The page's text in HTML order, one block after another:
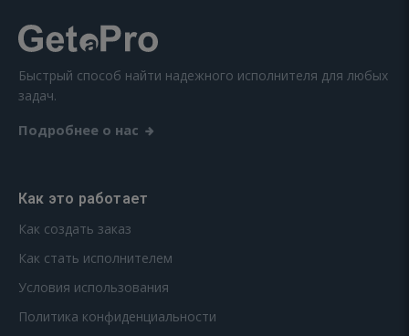
Быстрый способ найти надежного исполнителя для любых
задач.
Подробнее о нас
Как это работает
Как создать заказ
Как стать исполнителем
Условия использования
Политика конфиденциальности